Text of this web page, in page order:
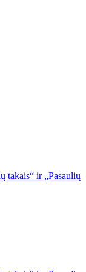
takais“ ir „Pasaulių